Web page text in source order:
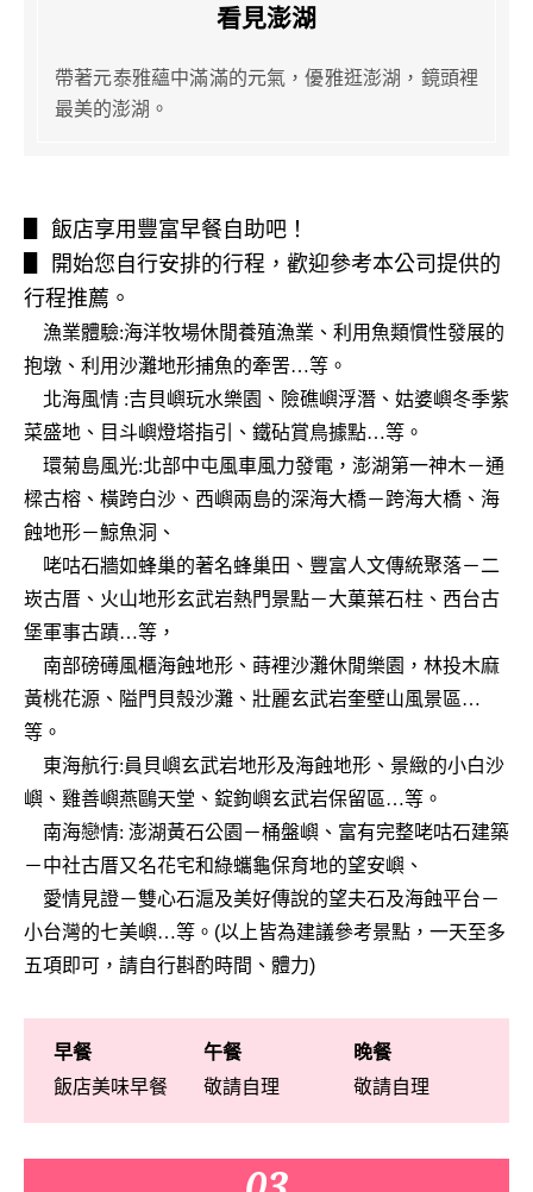
看見澎湖
帶著元泰雅蘊中滿滿的元氣，優雅逛澎湖，鏡頭裡
最美的澎湖。
▋ 飯店享用豐富早餐自助吧！
▋ 開始您自行安排的行程，歡迎參考本公司提供的
行程推薦。
漁業體驗:海洋牧場休閒養殖漁業、利用魚類慣性發展的
抱墩、利用沙灘地形捕魚的牽罟…等。
北海風情 :吉貝嶼玩水樂園、險礁嶼浮潛、姑婆嶼冬季紫
菜盛地、目斗嶼燈塔指引、鐵砧賞鳥據點…等。
環菊島風光:北部中屯風車風力發電，澎湖第一神木－通
樑古榕、橫跨白沙、西嶼兩島的深海大橋－跨海大橋、海
蝕地形－鯨魚洞、
咾咕石牆如蜂巢的著名蜂巢田、豐富人文傳統聚落－二
崁古厝、火山地形玄武岩熱門景點－大菓葉石柱、西台古
堡軍事古蹟…等 ，
南部磅礡風櫃海蝕地形、蒔裡沙灘休閒樂園，林投木麻
黃桃花源、隘門貝殼沙灘、壯麗玄武岩奎壁山風景區…
等。
東海航行:員貝嶼玄武岩地形及海蝕地形、景緻的小白沙
嶼、雞善嶼燕鷗天堂、錠鉤嶼玄武岩保留區…等。
南海戀情: 澎湖黃石公園 －桶盤嶼、富有完整咾咕石建築
－中社古厝又名花宅和綠蠵龜保育地的望安嶼、
愛情見證－雙心石滬及美好傳說的望夫石及海蝕平台－
小台灣的七美嶼…等。 (以上皆為建議參考景點，一天至多
五項即可，請自行斟酌時間、體力)
早餐
飯店美味早餐
午餐
敬請自理
晚餐
敬請自理